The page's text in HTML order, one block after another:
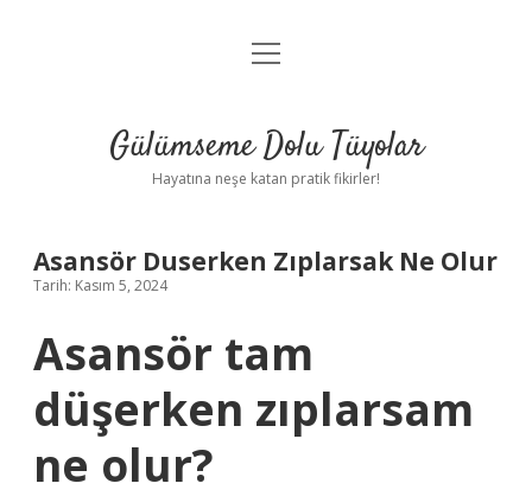
Anasayfa
Yasal Uyarı
menüyü
Gülümseme Dolu Tüyolar
Hayatına neşe katan pratik fikirler!
Asansör Duserken Zıplarsak Ne Olur
Tarih: Kasım 5, 2024
Asansör tam
düşerken zıplarsam
ne olur?